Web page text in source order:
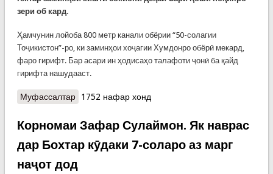
зери об кард.
Ҳамчунин лойоба 800 метр канали обёрии “50-солагии
Тоҷикистон”-ро, ки заминҳои хоҷагии Хумдонро обёрӣ мекард,
фаро гирифт. Бар асари ин ҳодисаҳо талафоти ҷонӣ ба қайд
гирифта нашудааст.
Муфассалтаро Хабарҳои рӯзи гузашта. Сел дар Нуробод.
1752 нафар хонд
Корномаи Зафар Сулаймон. Як наврас
дар Бохтар кӯдаки 7-соларо аз марг
наҷот дод